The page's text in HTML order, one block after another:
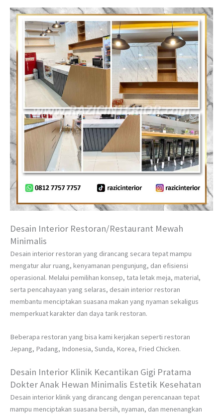
Desain Interior Restoran/Restaurant Mewah
Minimalis
Desain interior restoran yang dirancang secara tepat mampu
mengatur alur ruang, kenyamanan pengunjung, dan efisiensi
operasional. Melalui pemilihan konsep, tata letak meja, material,
serta pencahayaan yang selaras, desain interior restoran
membantu menciptakan suasana makan yang nyaman sekaligus
memperkuat karakter dan daya tarik restoran.
Beberapa restoran yang bisa kami kerjakan seperti restoran
Jepang, Padang, Indonesia, Sunda, Korea, Fried Chicken.
Desain Interior Klinik Kecantikan Gigi Pratama
Dokter Anak Hewan Minimalis Estetik Kesehatan
Desain interior klinik yang dirancang dengan perencanaan tepat
mampu menciptakan suasana bersih, nyaman, dan menenangkan